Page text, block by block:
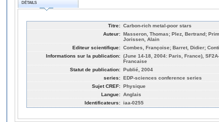
DÉTAILS
Titre: Carbon-rich metal-poor stars
Auteur: Masseron, Thomas; Plez, Bertrand;
Jorissen, Alain
Editeur scientifique: Combes, Françoise; Barret, Didier;
Informations sur la publication: (June 14-18, 2004: Paris, France),
Francaise
Statut de publication: Publié, 2004
series: EDP-sciences conference series
Sujet CREF: Physique
Langue: Anglais
Identificateurs: iaa-0255